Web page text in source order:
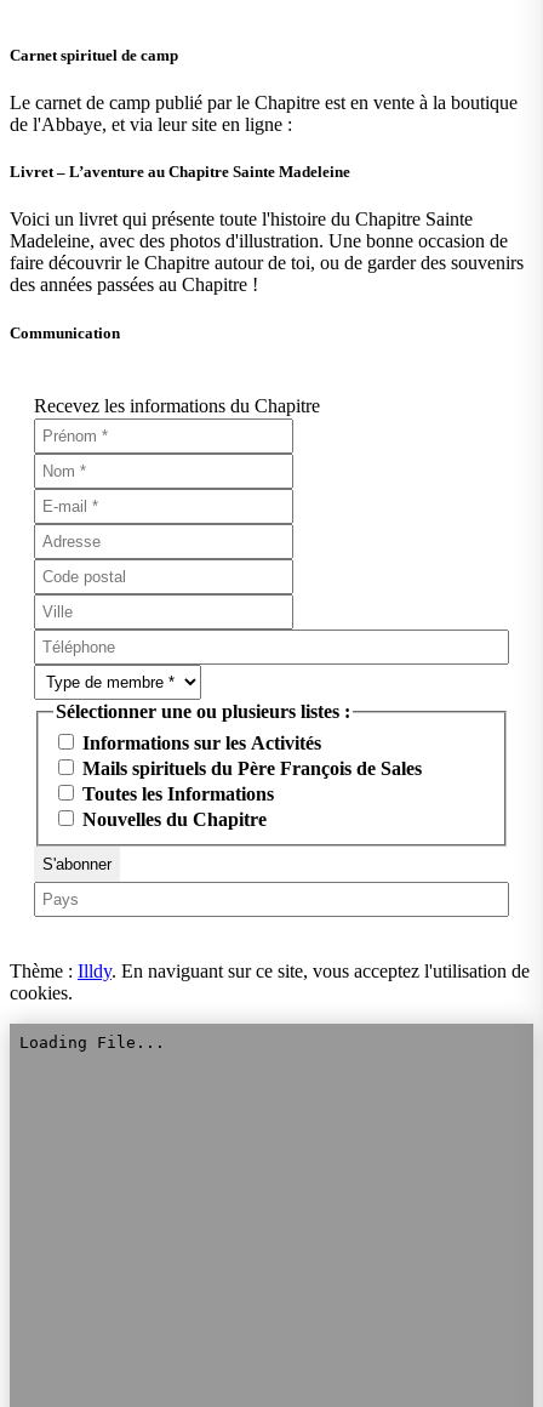
Carnet spirituel de camp
Le carnet de camp publié par le Chapitre est en vente à la boutique
de l'Abbaye, et via leur site en ligne :
Livret – L’aventure au Chapitre Sainte Madeleine
Voici un livret qui présente toute l'histoire du Chapitre Sainte
Madeleine, avec des photos d'illustration. Une bonne occasion de
faire découvrir le Chapitre autour de toi, ou de garder des souvenirs
des années passées au Chapitre !
Communication
Recevez les informations du Chapitre
Sélectionner une ou plusieurs listes :
Informations sur les Activités
Mails spirituels du Père François de Sales
Toutes les Informations
Nouvelles du Chapitre
Thème : Illdy. En naviguant sur ce site, vous acceptez l'utilisation de
cookies.